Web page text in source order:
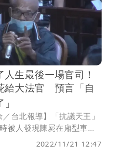
生最後一場官司！
給大法官 預言「自
／台北報導】「抗議天王」
被人發現陳屍在廂型車
議花招多，最有名的是「背
2022/11/21 12:47